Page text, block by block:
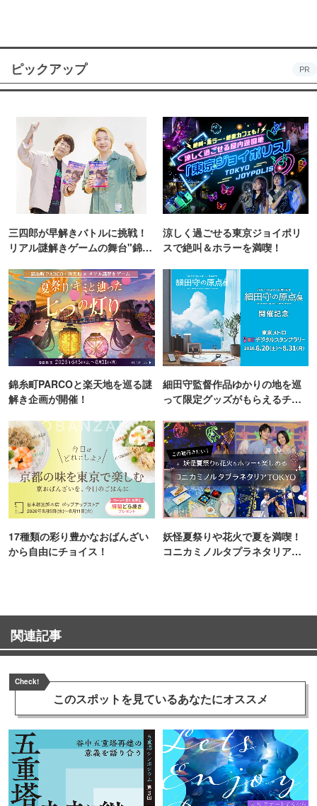
ピックアップ PR
三四郎が早解きバトルに挑戦！
リアル謎解きゲームの舞台"錦糸
涼しく過ごせる東京ジョイポリ
スで絶叫＆ホラーを満喫！
錦糸町PARCOと楽天地を巡る謎
解き企画が開催！
細田守監督作品ゆかりの地を巡
って限定グッズがもらえるチャ
17種類の彩り豊かなおばんざい
から自由にチョイス！
妖怪夏祭りや花火で夏を満喫！
コニカミノルタプラネタリア
関連記事
Check!
このスポットを見ているあなたにオススメ